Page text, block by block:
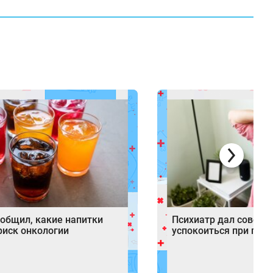
какие напитки
онкологии
Психиатр дал
успокоиться при